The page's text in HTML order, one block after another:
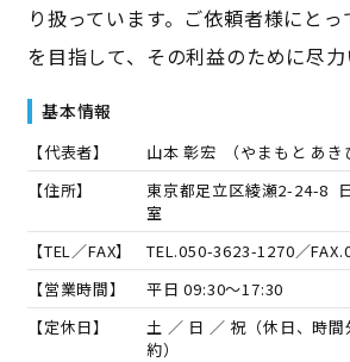
り扱っています。ご依頼者様にと
を目指して、その利益のために尽力
基本情報
【代表者】 山本 彰宏 （やまもと あき
【住所】
東京都足立区綾瀬2-24-8
室
【TEL／FAX】
TEL.050-3623-1270／FAX.
【営業時間】
平日 09:30～17:30
【定休日】
土 ／ 日 ／ 祝（休日、時
約）